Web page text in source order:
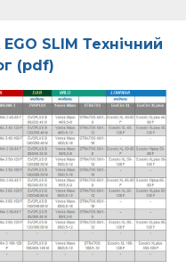
SLIM Технічний
(pdf)